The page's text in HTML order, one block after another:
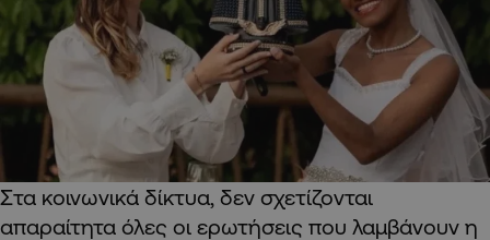
Στα κοινωνικά δίκτυα, δεν σχετίζονται
απαραίτητα όλες οι ερωτήσεις που λαμβάνουν η